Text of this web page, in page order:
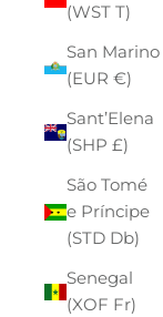
(WST T)
San Marino
(EUR €)
Sant’Elena
(SHP £)
São Tomé
e Príncipe
(STD Db)
Senegal
(XOF Fr)